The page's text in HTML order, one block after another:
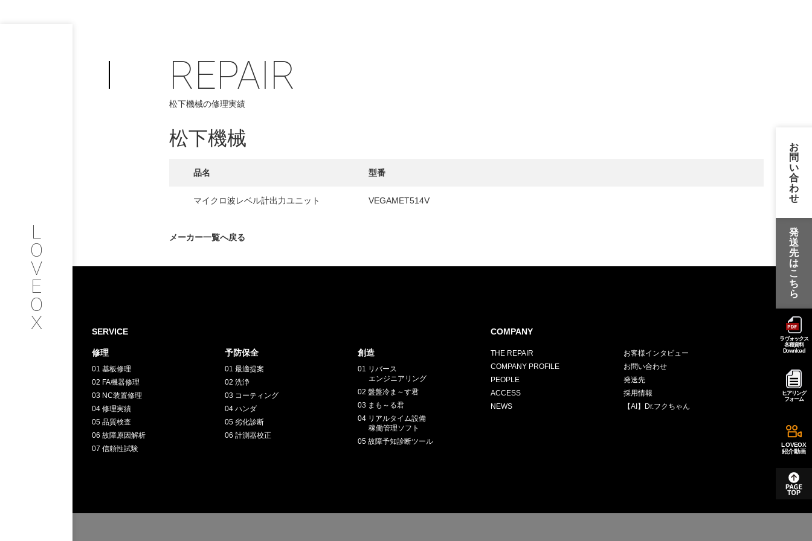
L
O
V
E
O
X
PHILOSOPHY
フィロソフィー
COMPANY
PROFILE
SERVICE
INTERVIEW
お客様インタビュー
RECRUIT
採用情報
CHALLENGE
お問い合わせ /
お
問
い
合
わ
せ
発
送
先
は
こ
ち
ら
ラヴォックス
各種資料
Download
ヒアリング
フォーム
LOVEOX
紹介動画
REPAIR
松下機械の修理実績
松下機械
品名 型番
マイクロ波レベル計出力ユニット VEGAMET514V
メーカー一覧へ戻る
SERVICE
修理
01 基板修理
02 FA機器修理
03 NC装置修理
04 修理実績
05 品質検査
06 故障原因解析
07 信頼性試験
予防保全
01 最適提案
02 洗浄
03 コーティング
04 ハンダ
05 劣化診断
06 計測器校正
創造
01 リバース
エンジニアリング
02 盤盤冷ま～す君
03 まも～る君
04 リアルタイム設備
稼働管理ソフト
05 故障予知診断ツール
COMPANY
THE REPAIR
COMPANY PROFILE
PEOPLE
ACCESS
NEWS
お客様インタビュー
お問い合わせ
発送先
採用情報
【AI】Dr.フクちゃん